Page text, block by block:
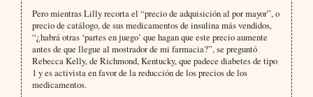
Pero mientras Lilly recorta el “precio de adquisición al por mayor”, o
precio de catálogo, de sus medicamentos de insulina más vendidos,
“¿habrá otras ‘partes en juego’ que hagan que este precio aumente
antes de que llegue al mostrador de mi farmacia?”, se preguntó
Rebecca Kelly, de Richmond, Kentucky, que padece diabetes de tipo
1 y es activista en favor de la reducción de los precios de los
medicamentos.